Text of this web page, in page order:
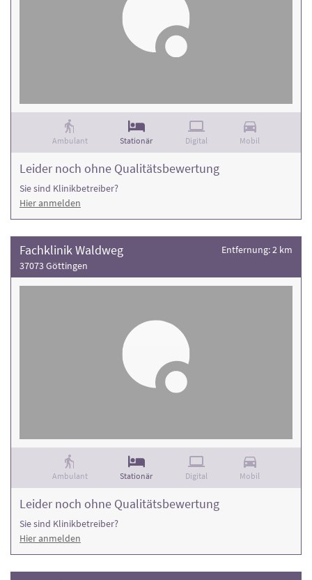
Ambulant Stationär Digital Mobil
Leider noch ohne Qualitätsbewertung
Sie sind Klinikbetreiber?
Hier anmelden
Fachklinik Waldweg
37073 Göttingen
Entfernung: 2 km
Ambulant Stationär Digital Mobil
Leider noch ohne Qualitätsbewertung
Sie sind Klinikbetreiber?
Hier anmelden